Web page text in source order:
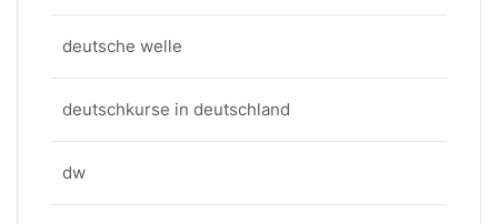
deutsche welle
deutschkurse in deutschland
dw